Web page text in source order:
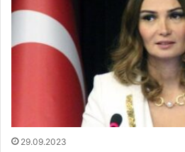
29.09.2023